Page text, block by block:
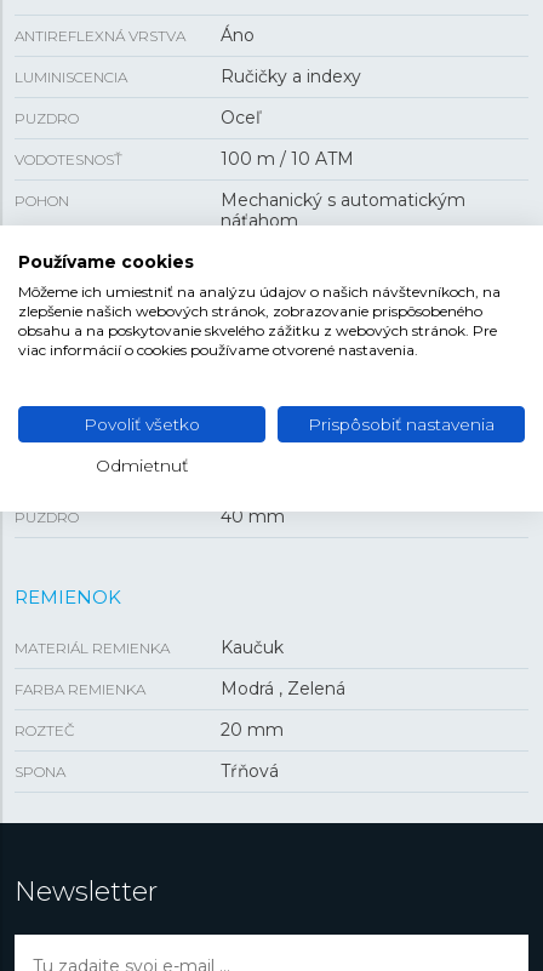
ANTIREFLEXNÁ VRSTVA Áno
LUMINISCENCIA Ručičky a indexy
PUZDRO Oceľ
VODOTESNOSŤ 100 m / 10 ATM
POHON
Mechanický s automatickým
náťahom
KALIBER STROJA
REZERVA CHODU 80 h
FUNKCIA dátum , skrutkovacia korunka
VEĽKOSŤ
PUZDRO 40 mm
REMIENOK
MATERIÁL REMIENKA Kaučuk
FARBA REMIENKA Modrá , Zelená
ROZTEČ 20 mm
SPONA Tŕňová
Newsletter
Používame cookies
Môžeme ich umiestniť na analýzu údajov o našich návštevníkoch, na
zlepšenie našich webových stránok, zobrazovanie prispôsobeného
obsahu a na poskytovanie skvelého zážitku z webových stránok. Pre
viac informácií o cookies používame otvorené nastavenia.
Povoliť všetko Prispôsobiť nastavenia
Odmietnuť